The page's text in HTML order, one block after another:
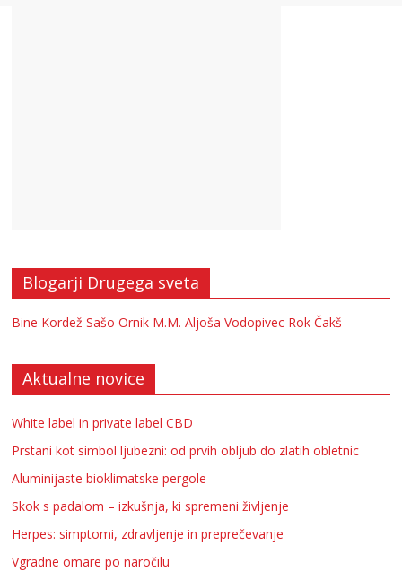
Blogarji Drugega sveta
Bine Kordež Sašo Ornik M.M. Aljoša Vodopivec Rok Čakš
Aktualne novice
White label in private label CBD
Prstani kot simbol ljubezni: od prvih obljub do zlatih obletnic
Aluminijaste bioklimatske pergole
Skok s padalom – izkušnja, ki spremeni življenje
Herpes: simptomi, zdravljenje in preprečevanje
Vgradne omare po naročilu